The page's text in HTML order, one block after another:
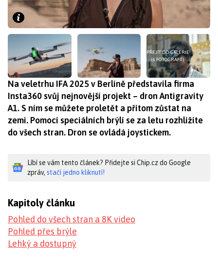
PŘEJÍT DO GALERIE
(6 FOTOGRAFIÍ)
Na veletrhu IFA 2025 v Berlíně představila firma
Insta360 svůj nejnovější projekt – dron Antigravity
A1. S ním se můžete proletět a přitom zůstat na
zemi. Pomocí speciálních brýlí se za letu rozhlížíte
do všech stran. Dron se ovládá joystickem.
Líbí se vám tento článek? Přidejte si Chip.cz do Google
zpráv, stačí jedno kliknutí!
Kapitoly článku
Pohled do všech stran a 8K video
Pohled přes brýle
Lehký a dostupný